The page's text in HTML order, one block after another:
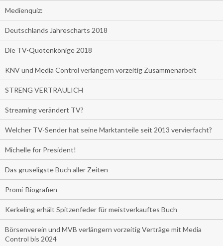
Medienquiz:
Deutschlands Jahrescharts 2018
Die TV-Quotenkönige 2018
KNV und Media Control verlängern vorzeitig Zusammenarbeit
STRENG VERTRAULICH
Streaming verändert TV?
Welcher TV-Sender hat seine Marktanteile seit 2013 vervierfacht?
Michelle for President!
Das gruseligste Buch aller Zeiten
Promi-Biografien
Kerkeling erhält Spitzenfeder für meistverkauftes Buch
Börsenverein und MVB verlängern vorzeitig Verträge mit Media
Control bis 2024